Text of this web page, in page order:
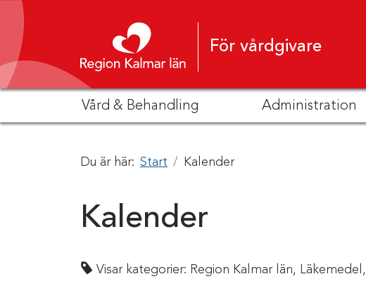
Hoppa till innehåll
För vårdgivare
Vård & Behandling Administration
Du är här: Start Kalender
Kalender
Visar kategorier: Region Kalmar län, Läkemedel,